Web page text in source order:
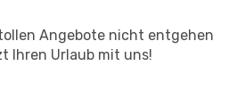
Angebote nicht entgehen
Ihren Urlaub mit uns!